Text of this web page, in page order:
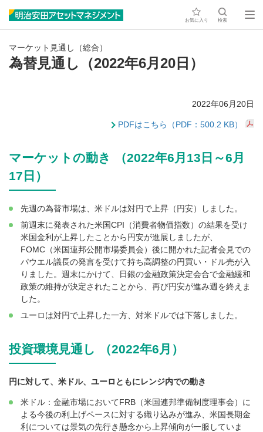
お気に入り 検索
マーケット見通し（総合）
為替見通し（2022年6月20日）
2022年06月20日
PDFはこちら（PDF：500.2 KB）
マーケットの動き （2022年6月13日～6月
17日）
先週の為替市場は、米ドルは対円で上昇（円安）しました。
前週末に発表された米国CPI（消費者物価指数）の結果を受け
米国金利が上昇したことから円安が進展しましたが、
FOMC（米国連邦公開市場委員会）後に開かれた記者会見での
パウエル議長の発言を受けて持ち高調整の円買い・ドル売が入
りました。週末にかけて、日銀の金融政策決定会合で金融緩和
政策の維持が決定されたことから、再び円安が進み週を終えま
した。
ユーロは対円で上昇した一方、対米ドルでは下落しました。
投資環境見通し （2022年6月）
円に対して、米ドル、ユーロともにレンジ内での動き
米ドル：金融市場においてFRB（米国連邦準備制度理事会）に
よる今後の利上げペースに対する織り込みが進み、米国長期金
利については景気の先行き懸念から上昇傾向が一服していま